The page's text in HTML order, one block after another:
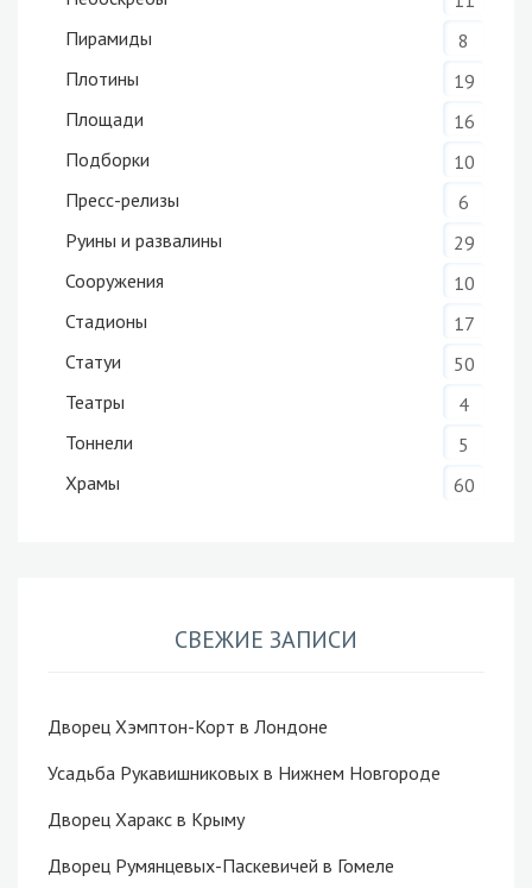
Пирамиды
8
Плотины
19
Площади
16
Подборки
10
Пресс-релизы
6
Руины и развалины
29
Сооружения
10
Стадионы
17
Статуи
50
Театры
4
Тоннели
5
Храмы
60
СВЕЖИЕ ЗАПИСИ
Дворец Хэмптон-Корт в Лондоне
Усадьба Рукавишниковых в Нижнем Новгороде
Дворец Харакс в Крыму
Дворец Румянцевых-Паскевичей в Гомеле